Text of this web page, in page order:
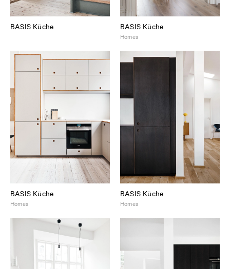
BASIS Küche BASIS Küche
Homes
BASIS Küche
Homes
BASIS Küche
Homes